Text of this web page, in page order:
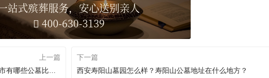
站式殡葬服务，安心送别亲人
400-630-3139
上一篇
下一篇
西安寿阳山墓园怎么样？寿阳山公墓地址在什么地方？